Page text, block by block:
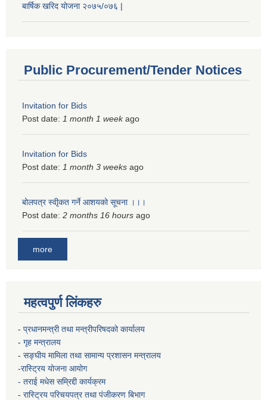
बार्षिक खरिद योजना २०७५/०७६ |
Public Procurement/Tender Notices
Invitation for Bids
Post date: 1 month 1 weekago
Invitation for Bids
Post date: 1 month 3 weeks ago
बोलपत्र स्वीृकत गर्ने आशयको सूचना ।।।
Post date: 2 months 16 hours ago
more
महत्वपुर्ण लिंकहरु
- प्रधानमन्त्री तथा मन्त्रीपरिषदको कार्यालय
- गृह मन्त्रालय
- सङ्घीय मामिला तथा सामान्य प्रशासन मन्त्रालय
-रास्ट्रिय योजना आयोग
- तराई मधेस सम्रिद्दी कार्यक्रम
- रास्ट्रिय परिचयपत्र तथा पंजीकरण बिभाग